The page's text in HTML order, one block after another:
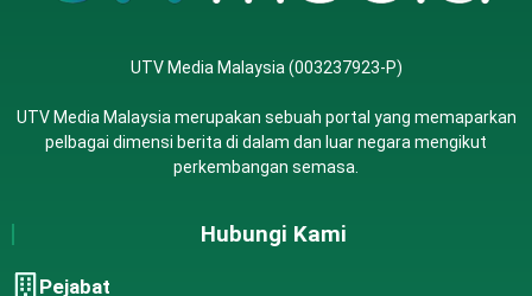
UTV Media Malaysia (003237923-P)
UTV Media Malaysia merupakan sebuah portal yang memaparkan
pelbagai dimensi berita di dalam dan luar negara mengikut
perkembangan semasa.
Hubungi Kami
Pejabat